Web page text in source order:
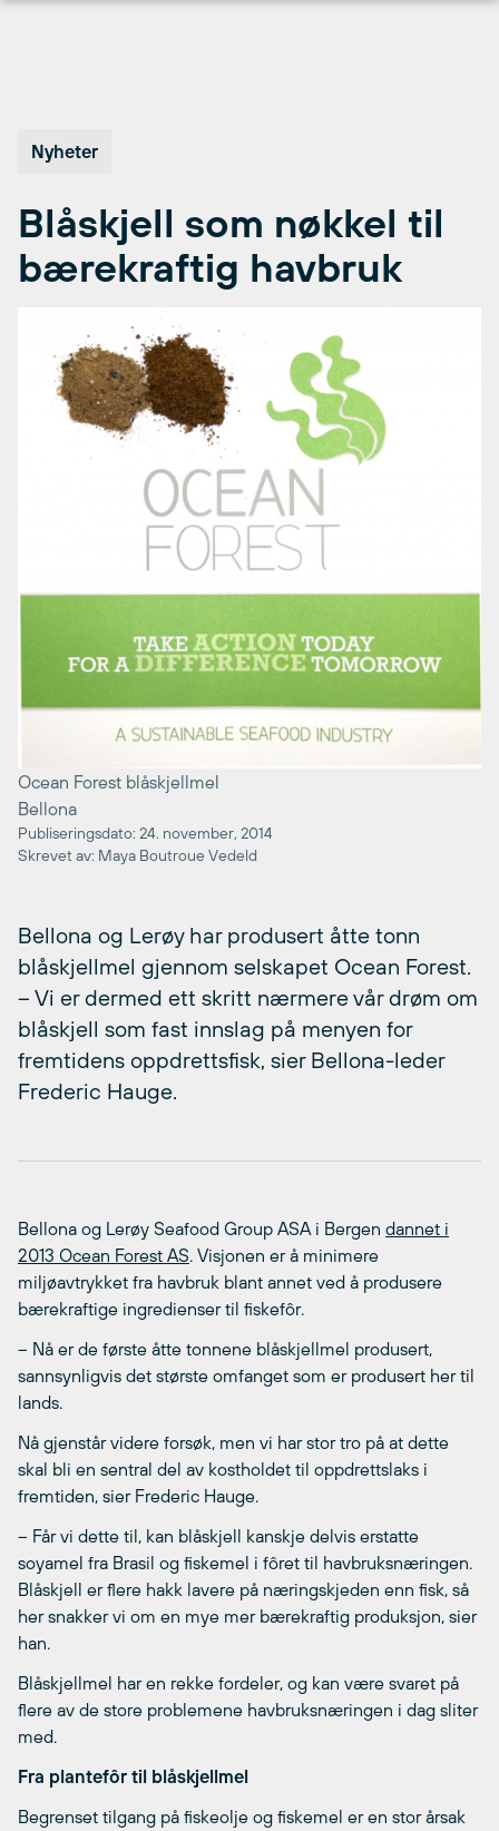
Nyheter
Blåskjell som nøkkel til
bærekraftig havbruk
Ocean Forest blåskjellmel
Bellona
Publiseringsdato: 24. november, 2014
Skrevet av: Maya Boutroue Vedeld
Bellona og Lerøy har produsert åtte tonn
blåskjellmel gjennom selskapet Ocean Forest.
– Vi er dermed ett skritt nærmere vår drøm om
blåskjell som fast innslag på menyen for
fremtidens oppdrettsfisk, sier Bellona-leder
Frederic Hauge.
Bellona og Lerøy Seafood Group ASA i Bergen dannet i
2013 Ocean Forest AS. Visjonen er å minimere
miljøavtrykket fra havbruk blant annet ved å produsere
bærekraftige ingredienser til fiskefôr.
– Nå er de første åtte tonnene blåskjellmel produsert,
sannsynligvis det største omfanget som er produsert her til
lands.
Nå gjenstår videre forsøk, men vi har stor tro på at dette
skal bli en sentral del av kostholdet til oppdrettslaks i
fremtiden, sier Frederic Hauge.
– Får vi dette til, kan blåskjell kanskje delvis erstatte
soyamel fra Brasil og fiskemel i fôret til havbruksnæringen.
Blåskjell er flere hakk lavere på næringskjeden enn fisk, så
her snakker vi om en mye mer bærekraftig produksjon, sier
han.
Blåskjellmel har en rekke fordeler, og kan være svaret på
flere av de store problemene havbruksnæringen i dag sliter
med.
Fra plantefôr til blåskjellmel
Begrenset tilgang på fiskeolje og fiskemel er en stor årsak